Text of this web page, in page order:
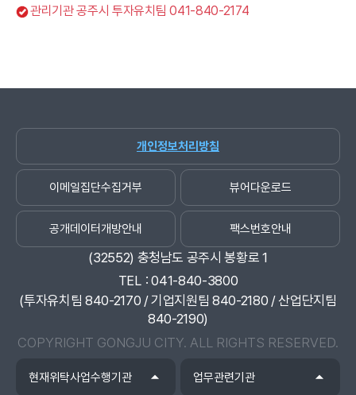
관리기관 공주시 투자유치팀 041-840-2174
개인정보처리방침
이메일집단수집거부 뷰어다운로드
공개데이터개방안내 팩스번호안내
현재위탁사업수행기관 업무관련기관
(32552) 충청남도 공주시 봉황로 1
TEL
041-840-3800
(투자유치팀 840-2170 / 기업지원팀 840-2180 / 산업단지팀
840-2190)
COPYRIGHT GONGJU CITY. ALL RIGHTS RESERVED.